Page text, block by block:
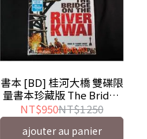
書本 [BD] 桂河大橋 雙碟限
量書本珍藏版 The Bridge
on the river Kwai - 榮獲奧
斯卡七項大獎
NT$950NT$1 250
ajouter au panier